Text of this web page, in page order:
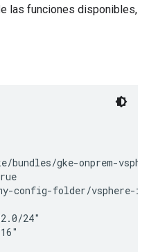
las funciones disponibles,
gke-onprem-
config-folder/vsphere-
24"